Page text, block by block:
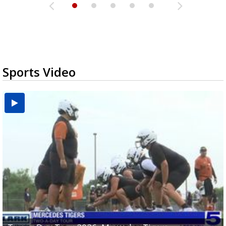
Sports Video